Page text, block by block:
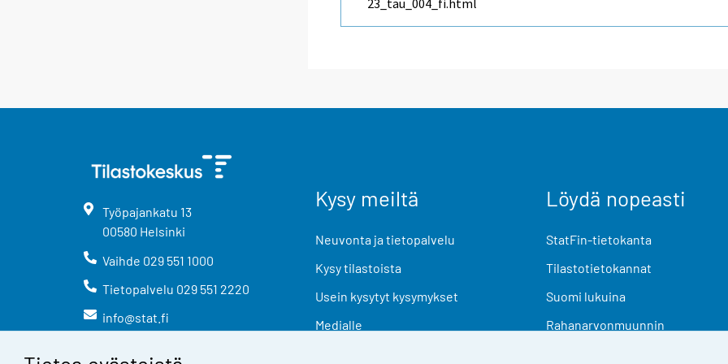
23_tau_004_fi.html
Työpajankatu 13
00580 Helsinki
Vaihde 029 551 1000
Tietopalvelu 029 551 2220
info@stat.fi
Kysy meiltä
Neuvonta ja tietopalvelu
Kysy tilastoista
Usein kysytyt kysymykset
Medialle
Löydä nopeasti
StatFin-tietokanta
Tilastotietokannat
Suomi lukuina
Rahanarvonmuunnin